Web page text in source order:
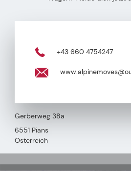
+43 660 4754247
Gerberweg 38a
6551 Pians
Österreich